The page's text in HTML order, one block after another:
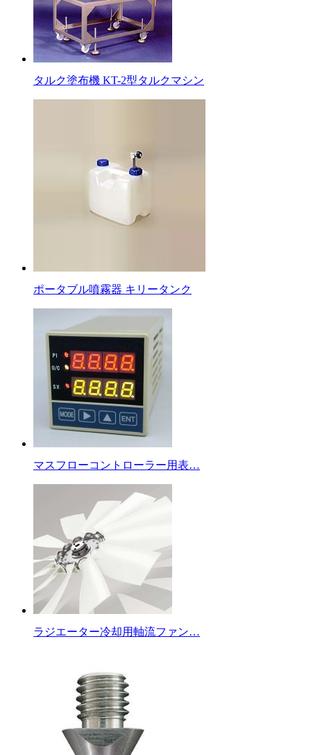
タルク塗布機 KT-2型タルクマシン
ポータブル噴霧器 キリータンク
マスフローコントローラー用表…
ラジエーター冷却用軸流ファン…